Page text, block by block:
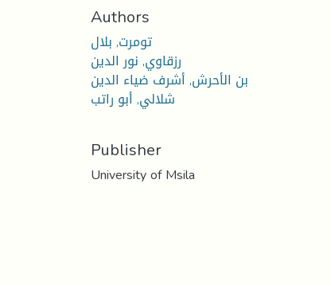
Authors
تومرت, بلال
رزقاوي, نور الدين
بن الأحرش, أشرف ضياء الدين
شلالي, أبو راتب
Publisher
University of Msila